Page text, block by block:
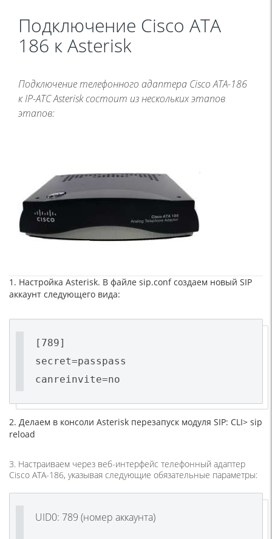
Подключение Cisco ATA
186 к Asterisk
Подключение телефонного адаптера Cisco ATA-186
к IP-АТС Asterisk состоит из нескольких этапов
этапов:
1. Настройка Asterisk. В файле sip.conf создаем новый SIP
аккаунт следующего вида:
[789]
secret=passpass
canreinvite=no
2. Делаем в консоли Asterisk перезапуск модуля SIP: CLI> sip
reload
3. Настраиваем через веб-интерфейс телефонный адаптер
Cisco ATA-186, указывая следующие обязательные параметры:
UID0: 789 (номер аккаунта)